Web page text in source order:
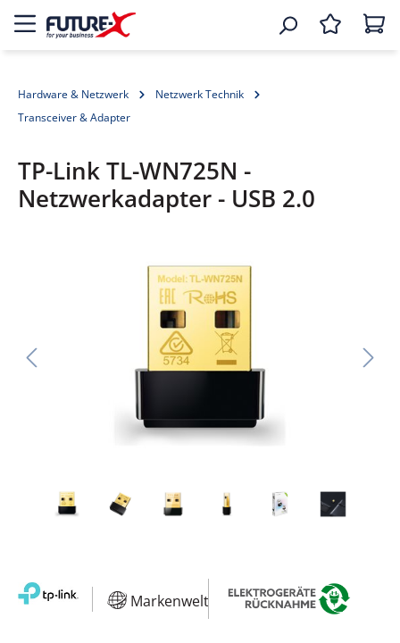
Hardware & Netzwerk
Netzwerk Technik
Transceiver & Adapter
TP-Link TL-WN725N -
Netzwerkadapter - USB 2.0
Bildergalerie überspringen
Markenwelt